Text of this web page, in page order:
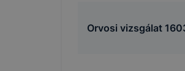
Orvosi vizsgálat